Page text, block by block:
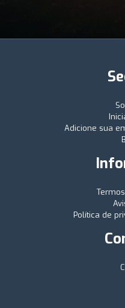
Adicione sua
Política de